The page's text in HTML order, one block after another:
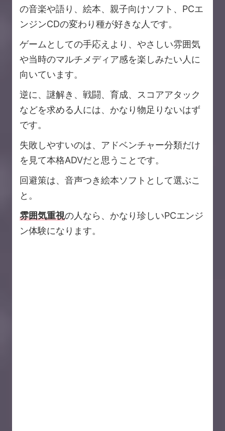
の音楽や語り、絵本、親子向けソフト、PCエ
ンジンCDの変わり種が好きな人です。
ゲームとしての手応えより、やさしい雰囲気
や当時のマルチメディア感を楽しみたい人に
向いています。
逆に、謎解き、戦闘、育成、スコアアタック
などを求める人には、かなり物足りないはず
です。
失敗しやすいのは、アドベンチャー分類だけ
を見て本格ADVだと思うことです。
回避策は、音声つき絵本ソフトとして選ぶこ
と。
雰囲気重視の人なら、かなり珍しいPCエンジ
ン体験になります。